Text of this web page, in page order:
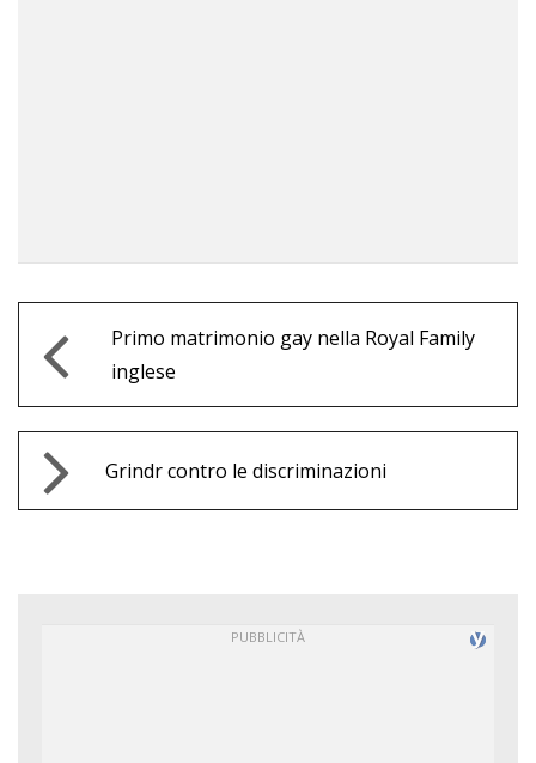
Primo matrimonio gay nella Royal Family
inglese
Grindr contro le discriminazioni